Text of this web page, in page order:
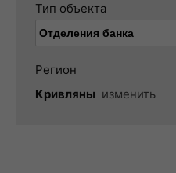
Тип объекта
Регион
Кривляны изменить